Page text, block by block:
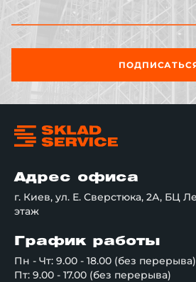
Адрес офиса
г. Киев, ул. Е. Сверстюка, 2А, БЦ
этаж
График работы
Пн - Чт: 9.00 - 18.00 (без перерыва)
Пт: 9.00 - 17.00 (без перерыва)